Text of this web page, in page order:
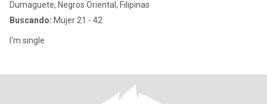
Dumaguete, Negros Oriental, Filipinas
Buscando: Mujer 21 - 42
I'm single